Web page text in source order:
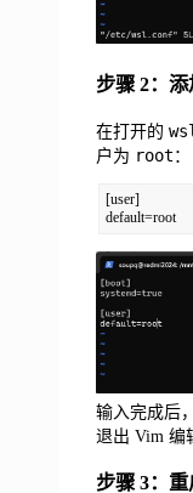
步骤 2：
在打开的
户为 root ：
[user]
default=root
输入完成后
退出 Vim 编
步骤 3：